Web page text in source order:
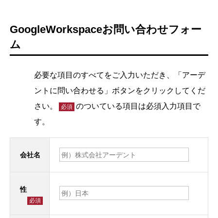
GoogleWorkspaceお問い合わせフォー
ム
必要な項目のすべてをご入力いただき、「アーデ
ントに問い合わせる」ボタンをクリックしてくだ
さい。
必須 のついている項目は必須入力項目で
す。
会社名
性
必須